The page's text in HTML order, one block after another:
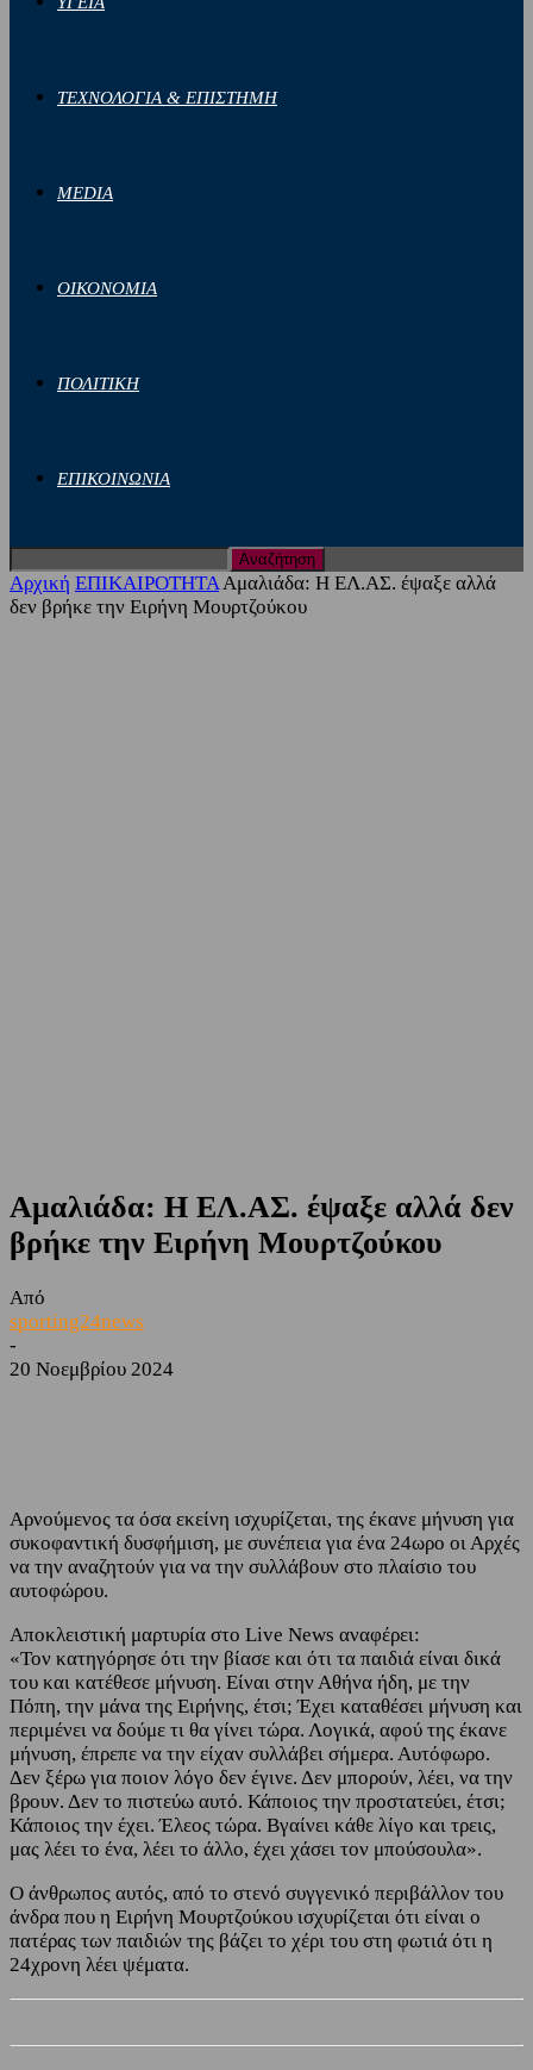
ΤΕΧΝΟΛΟΓΙΑ & ΕΠΙΣΤΗΜΗ
MEDIA
ΟΙΚΟΝΟΜΙΑ
ΠΟΛΙΤΙΚΗ
ΕΠΙΚΟΙΝΩΝΙΑ
Αρχική ΕΠΙΚΑΙΡΟΤΗΤΑΑμαλιάδα: Η ΕΛ.ΑΣ. έψαξε αλλά
δεν βρήκε την Ειρήνη Μουρτζούκου
Αμαλιάδα: Η ΕΛ.ΑΣ. έψαξε αλλά δεν
βρήκε την Ειρήνη Μουρτζούκου
Από
sporting24news
-
20 Νοεμβρίου 2024
Αρνούμενος τα όσα εκείνη ισχυρίζεται, της έκανε μήνυση για
συκοφαντική δυσφήμιση, με συνέπεια για ένα 24ωρο οι Αρχές
να την αναζητούν για να την συλλάβουν στο πλαίσιο του
αυτοφώρου.
Αποκλειστική μαρτυρία στο Live News αναφέρει:
«Τον κατηγόρησε ότι την βίασε και ότι τα παιδιά είναι δικά
του και κατέθεσε μήνυση. Είναι στην Αθήνα ήδη, με την
Πόπη, την μάνα της Ειρήνης, έτσι; Έχει καταθέσει μήνυση και
περιμένει να δούμε τι θα γίνει τώρα. Λογικά, αφού της έκανε
μήνυση, έπρεπε να την είχαν συλλάβει σήμερα. Αυτόφωρο.
Δεν ξέρω για ποιον λόγο δεν έγινε. Δεν μπορούν, λέει, να την
βρουν. Δεν το πιστεύω αυτό. Κάποιος την προστατεύει, έτσι;
Κάποιος την έχει. Έλεος τώρα. Βγαίνει κάθε λίγο και τρεις,
μας λέει το ένα, λέει το άλλο, έχει χάσει τον μπούσουλα».
Ο άνθρωπος αυτός, από το στενό συγγενικό περιβάλλον του
άνδρα που η Ειρήνη Μουρτζούκου ισχυρίζεται ότι είναι ο
πατέρας των παιδιών της βάζει το χέρι του στη φωτιά ότι η
24χρονη λέει ψέματα.